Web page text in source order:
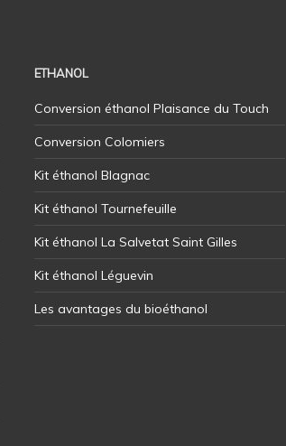
ETHANOL
Conversion éthanol Plaisance du Touch
Conversion Colomiers
Kit éthanol Blagnac
Kit éthanol Tournefeuille
Kit éthanol La Salvetat Saint Gilles
Kit éthanol Léguevin
Les avantages du bioéthanol